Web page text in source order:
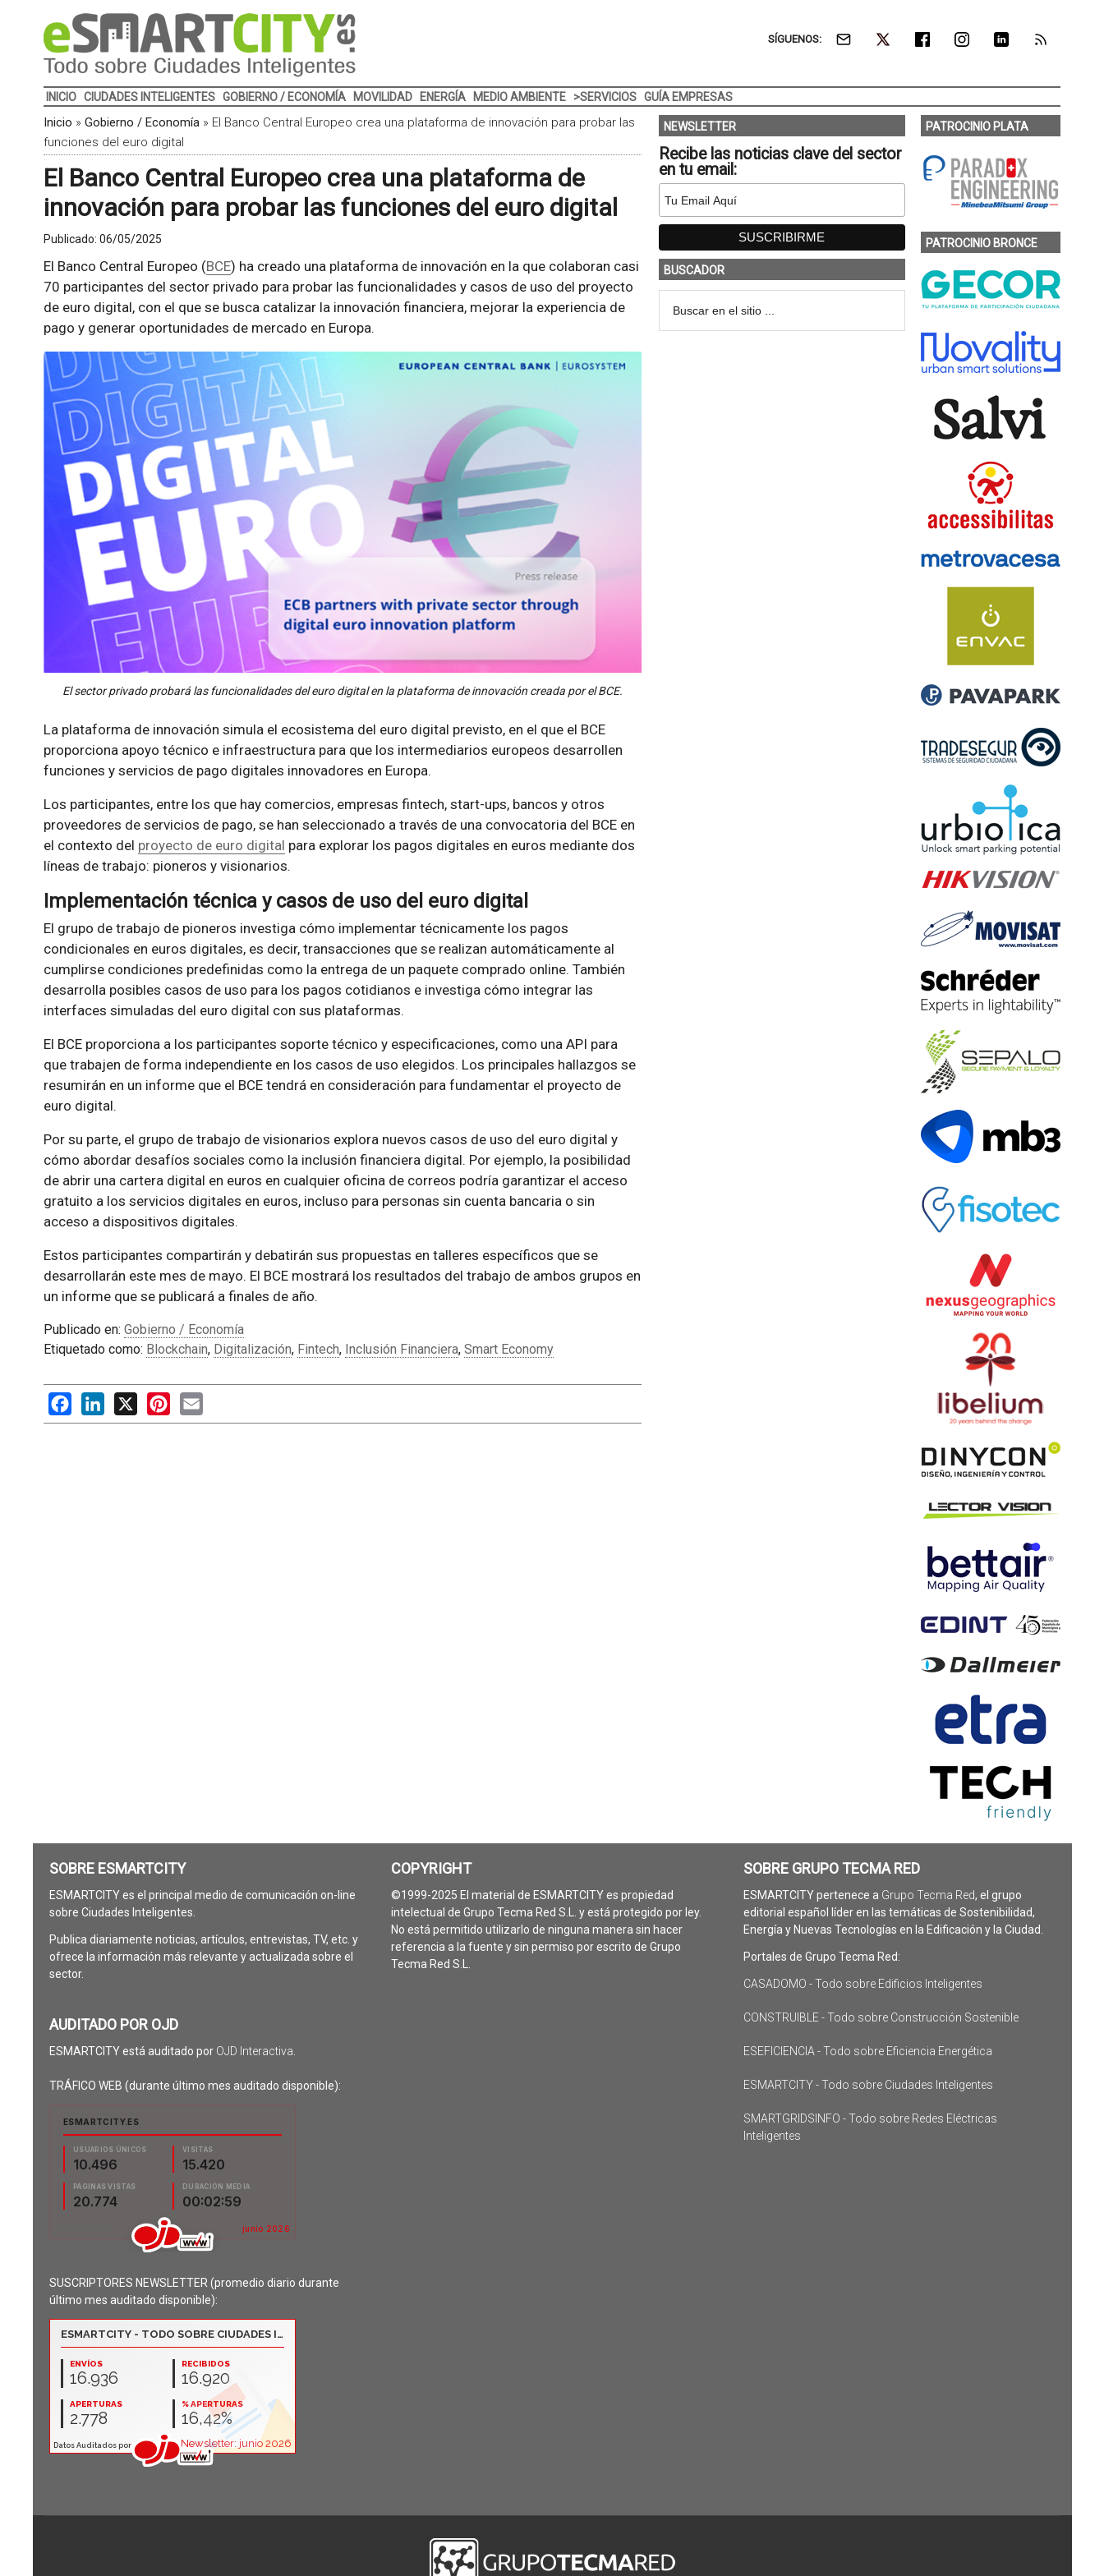
SÍGUENOS:
INICIO CIUDADES INTELIGENTES GOBIERNO / ECONOMÍA MOVILIDAD ENERGÍA MEDIO AMBIENTE >SERVICIOS GUÍA EMPRESAS
Inicio » Gobierno / Economía» El Banco Central Europeo crea una plataforma de innovación para probar las
funciones del euro digital
El Banco Central Europeo crea una plataforma de
innovación para probar las funciones del euro digital
Publicado: 06/05/2025
El Banco Central Europeo (BCE) ha creado una plataforma de innovación en la que colaboran casi
70 participantes del sector privado para probar las funcionalidades y casos de uso del proyecto
de euro digital, con el que se busca catalizar la innovación financiera, mejorar la experiencia de
pago y generar oportunidades de mercado en Europa.
El sector privado probará las funcionalidades del euro digital en la plataforma de innovación creada por el BCE.
La plataforma de innovación simula el ecosistema del euro digital previsto, en el que el BCE
proporciona apoyo técnico e infraestructura para que los intermediarios europeos desarrollen
funciones y servicios de pago digitales innovadores en Europa.
Los participantes, entre los que hay comercios, empresas fintech, start-ups, bancos y otros
proveedores de servicios de pago, se han seleccionado a través de una convocatoria del BCE en
el contexto del proyecto de euro digital para explorar los pagos digitales en euros mediante dos
líneas de trabajo: pioneros y visionarios.
Implementación técnica y casos de uso del euro digital
El grupo de trabajo de pioneros investiga cómo implementar técnicamente los pagos
condicionales en euros digitales, es decir, transacciones que se realizan automáticamente al
cumplirse condiciones predefinidas como la entrega de un paquete comprado online. También
desarrolla posibles casos de uso para los pagos cotidianos e investiga cómo integrar las
interfaces simuladas del euro digital con sus plataformas.
El BCE proporciona a los participantes soporte técnico y especificaciones, como una API para
que trabajen de forma independiente en los casos de uso elegidos. Los principales hallazgos se
resumirán en un informe que el BCE tendrá en consideración para fundamentar el proyecto de
euro digital.
Por su parte, el grupo de trabajo de visionarios explora nuevos casos de uso del euro digital y
cómo abordar desafíos sociales como la inclusión financiera digital. Por ejemplo, la posibilidad
de abrir una cartera digital en euros en cualquier oficina de correos podría garantizar el acceso
gratuito a los servicios digitales en euros, incluso para personas sin cuenta bancaria o sin
acceso a dispositivos digitales.
Estos participantes compartirán y debatirán sus propuestas en talleres específicos que se
desarrollarán este mes de mayo. El BCE mostrará los resultados del trabajo de ambos grupos en
un informe que se publicará a finales de año.
Publicado en: Gobierno / Economía
Etiquetado como: Blockchain, Digitalización, Fintech, Inclusión Financiera, Smart Economy
FacebookLinkedIn Pinterest
NEWSLETTER
Recibe las noticias clave del sector
en tu email:
BUSCADOR
PATROCINIO PLATA
PATROCINIO BRONCE
SOBRE ESMARTCITY
ESMARTCITY es el principal medio de comunicación on-line
sobre Ciudades Inteligentes.
Publica diariamente noticias, artículos, entrevistas, TV, etc. y
ofrece la información más relevante y actualizada sobre el
sector.
AUDITADO POR OJD
ESMARTCITY está auditado por OJD Interactiva
TRÁFICO WEB (durante último mes auditado disponible):
SUSCRIPTORES NEWSLETTER (promedio diario durante
último mes auditado disponible):
COPYRIGHT
©1999-2025 El material de ESMARTCITY es propiedad
intelectual de Grupo Tecma Red S.L. y está protegido por ley.
No está permitido utilizarlo de ninguna manera sin hacer
referencia a la fuente y sin permiso por escrito de Grupo
Tecma Red S.L.
SOBRE GRUPO TECMA RED
ESMARTCITY pertenece a Grupo Tecma Red, el grupo
editorial español líder en las temáticas de Sostenibilidad,
Energía y Nuevas Tecnologías en la Edificación y la Ciudad.
Portales de Grupo Tecma Red:
CASADOMO - Todo sobre Edificios Inteligentes
CONSTRUIBLE - Todo sobre Construcción Sostenible
ESEFICIENCIA - Todo sobre Eficiencia Energética
ESMARTCITY - Todo sobre Ciudades Inteligentes
SMARTGRIDSINFO - Todo sobre Redes Eléctricas
Inteligentes